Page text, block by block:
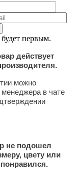
первым.
действует
можно
менеджера в чате
не подошел
цвету или